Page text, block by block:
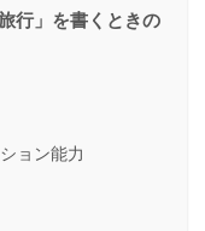
行」を書くときの
ョン能力